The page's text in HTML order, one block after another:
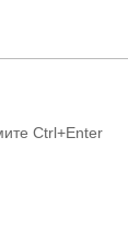
Ctrl+Enter